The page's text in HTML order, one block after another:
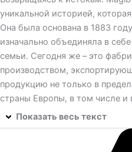
уникальной историей,
Она была основана в 1883
изначально объединяла в
семьи. Сегодня же – это
производством,
продукцию не только в
страны Европы, в том числе и
Показать весь текст